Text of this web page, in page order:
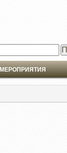
МЕРОПРИЯТИЯ